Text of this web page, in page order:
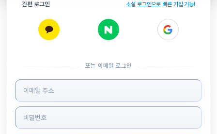
간편 로그인 소셜 로그인으로 빠른 가입 가능!
또는 이메일 로그인
로그인 정보 입력